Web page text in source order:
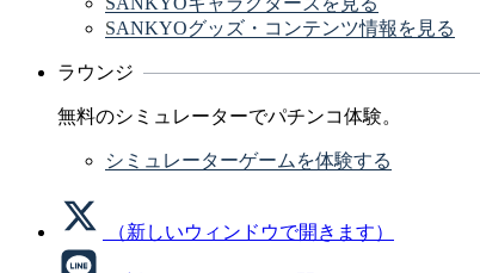
SANKYOグッズ・コンテンツ情報を見る
ラウンジ
無料のシミュレーターでパチンコ体験。
シミュレーターゲームを体験する
（新しいウィンドウで開きます）